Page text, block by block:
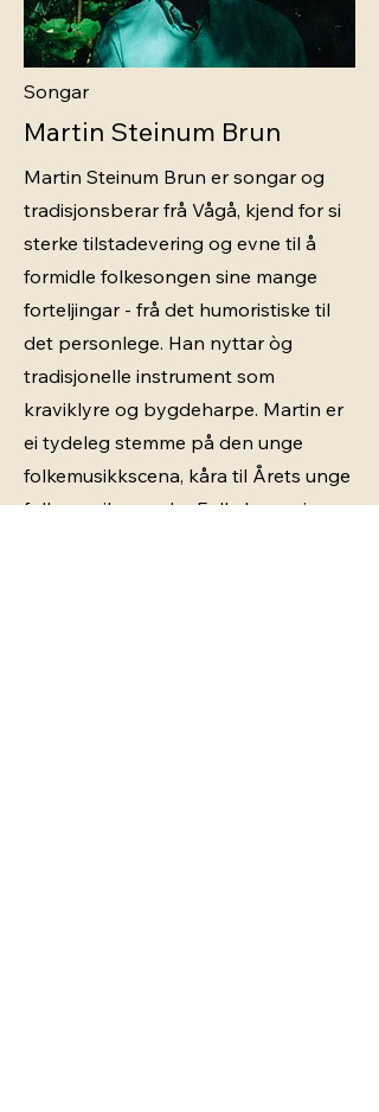
Songar
Martin Steinum Brun
Martin Steinum Brun er songar og
tradisjonsberar frå Vågå, kjend for si
sterke tilstadevering og evne til å
formidle folkesongen sine mange
forteljingar - frå det humoristiske til
det personlege. Han nyttar òg
tradisjonelle instrument som
kraviklyre og bygdeharpe. Martin er
ei tydeleg stemme på den unge
folkemusikkscena, kåra til Årets unge
folkemusikar under Folkelarmprisen